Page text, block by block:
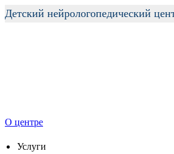
Детский нейрологопедический
О центре
Услуги